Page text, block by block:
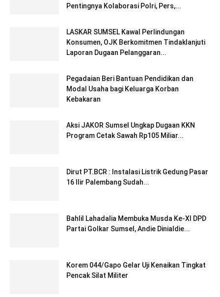
Pentingnya Kolaborasi Polri, Pers,...
LASKAR SUMSEL Kawal Perlindungan
Konsumen, OJK Berkomitmen Tindaklanjuti
Laporan Dugaan Pelanggaran...
Pegadaian Beri Bantuan Pendidikan dan
Modal Usaha bagi Keluarga Korban
Kebakaran
Aksi JAKOR Sumsel Ungkap Dugaan KKN
Program Cetak Sawah Rp105 Miliar...
Dirut PT.BCR : Instalasi Listrik Gedung Pasar
16 Ilir Palembang Sudah...
Bahlil Lahadalia Membuka Musda Ke-XI DPD
Partai Golkar Sumsel, Andie Dinialdie...
Korem 044/Gapo Gelar Uji Kenaikan Tingkat
Pencak Silat Militer